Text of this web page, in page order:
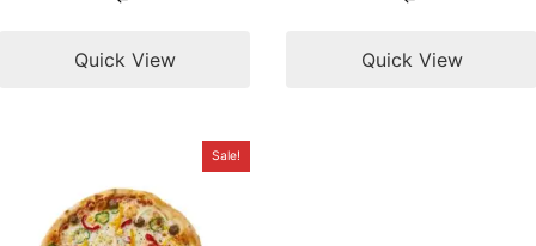
Quick View Quick View
Sale!